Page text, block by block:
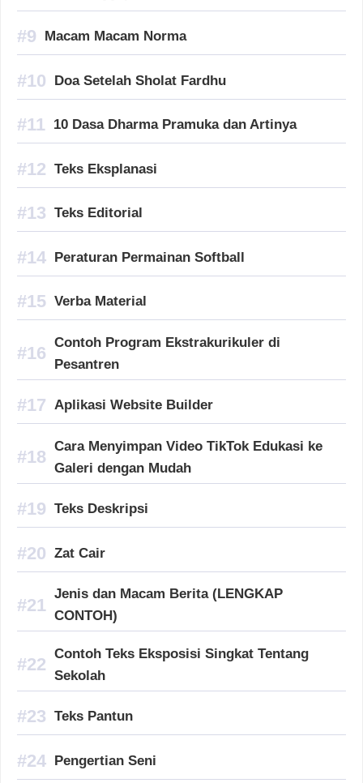
Macam Macam Norma
Doa Setelah Sholat Fardhu
10 Dasa Dharma Pramuka dan Artinya
Teks Eksplanasi
Teks Editorial
Peraturan Permainan Softball
Verba Material
Contoh Program Ekstrakurikuler di
Pesantren
Aplikasi Website Builder
Cara Menyimpan Video TikTok Edukasi ke
Galeri dengan Mudah
Teks Deskripsi
Zat Cair
Jenis dan Macam Berita (LENGKAP
CONTOH)
Contoh Teks Eksposisi Singkat Tentang
Sekolah
Teks Pantun
Pengertian Seni